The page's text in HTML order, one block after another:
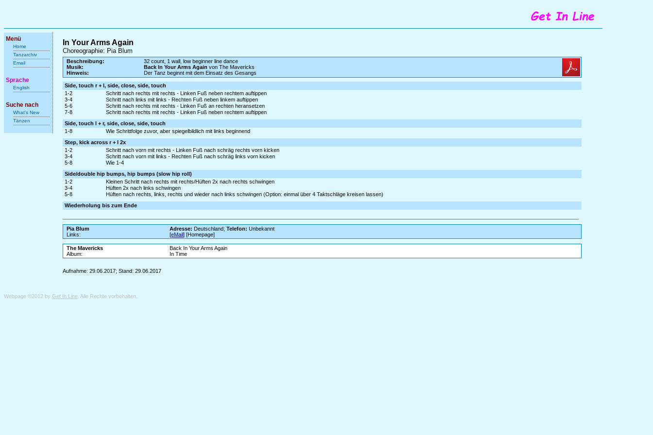
Menü
Home
Tanzarchiv
Email
Sprache
English
Suche nach
What's New
Tänzen
In Your Arms Again
Choreographie: Pia Blum
Beschreibung:
32 count, 1 wall, low beginner line dance
Musik:
Back In Your Arms Again von The Mavericks
Hinweis:
Der Tanz beginnt mit dem Einsatz des Gesangs
Side, touch r + l, side, close, side, touch
1-2
Schritt nach rechts mit rechts - Linken Fuß neben rechtem auftippen
3-4
Schritt nach links mit links - Rechten Fuß neben linkem auftippen
5-6
Schritt nach rechts mit rechts - Linken Fuß an rechten heransetzen
7-8
Schritt nach rechts mit rechts - Linken Fuß neben rechtem auftippen
Side, touch l + r, side, close, side, touch
1-8
Wie Schrittfolge zuvor, aber spiegelbildlich mit links beginnend
Step, kick across r + l 2x
1-2
Schritt nach vorn mit rechts - Linken Fuß nach schräg rechts vorn kicken
3-4
Schritt nach vorn mit links - Rechten Fuß nach schräg links vorn kicken
5-8
Wie 1-4
Side/double hip bumps, hip bumps (slow hip roll)
1-2
Kleinen Schritt nach rechts mit rechts/Hüften 2x nach rechts schwingen
3-4
Hüften 2x nach links schwingen
5-8
Hüften nach rechts, links, rechts und wieder nach links schwingen (Option: einmal über 4 Taktschläge kreisen lassen)
Wiederholung bis zum Ende
Pia Blum Adresse: Deutschland;Telefon: Unbekannt
Links:
[eMail] [Homepage]
The Mavericks
Back In Your Arms Again
Album:
In Time
Aufnahme: 29.06.2017; Stand: 29.06.2017
Webpage ©2012 by Get In Line . Alle Rechte vorbehalten.